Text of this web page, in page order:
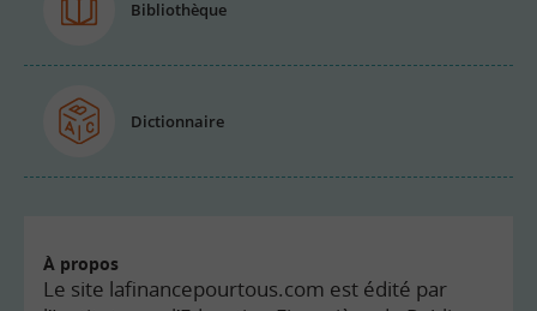
Bibliothèque
Dictionnaire
À propos
Le site lafinancepourtous.com est édité par